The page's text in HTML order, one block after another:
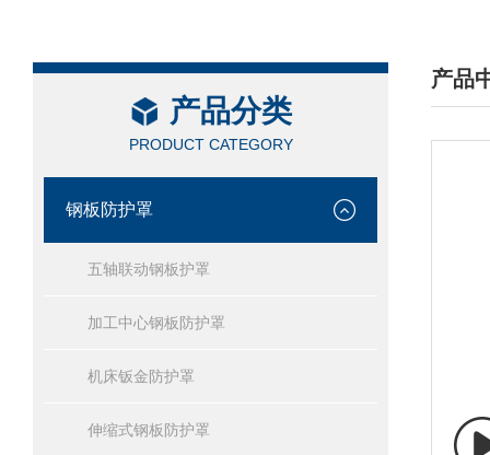
产品分类
PRODUCT CATEGORY
钢板防护罩
五轴联动钢板护罩
加工中心钢板防护罩
机床钣金防护罩
伸缩式钢板防护罩
产品
/